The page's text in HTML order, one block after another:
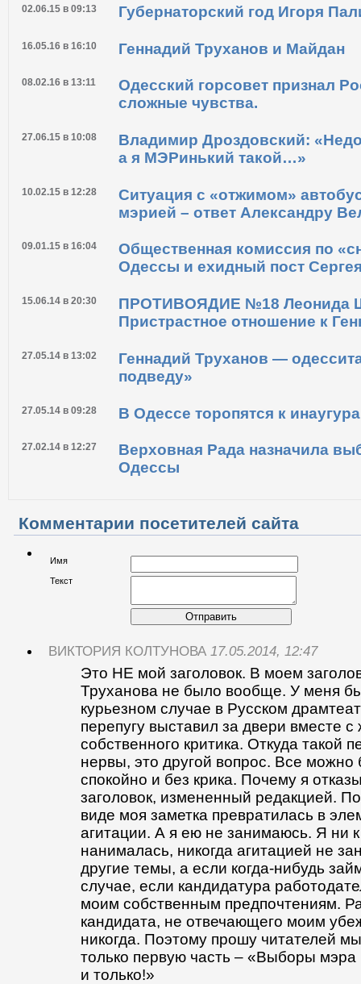
02.06.15 в 09:13 Губернаторский год Игоря
16.05.16 в 16:10 Геннадий Труханов и Майдан
08.02.16 в 13:11
Одесский горсовет признал
сложные чувства.
27.06.15 в 10:08
Владимир Дроздовский:
а я МЭРинький такой…»
10.02.15 в 12:28
Ситуация с «отжимом»
мэрией – ответ Александру
09.01.15 в 16:04
Общественная комиссия по
Одессы и ехидный пост
15.06.14 в 20:30
ПРОТИВОЯДИЕ №18 Леонида
Пристрастное отношение к
27.05.14 в 13:02
Геннадий Труханов —
подведу»
27.05.14 в 09:28 В Одессе торопятся к
27.02.14 в 12:27
Верховная Рада назначила
Одессы
Комментарии посетителей сайта
Имя
Текст
Отправить
ВИКТОРИЯ КОЛТУНОВА 17.05.2014, 12:47
Это НЕ мой заголовок. В моем
Труханова не было вообще. У меня
курьезном случае в Русском
перепугу выставил за двери вместе
собственного критика. Откуда такой
нервы, это другой вопрос. Все
спокойно и без крика. Почему я
заголовок, измененный редакцией.
виде моя заметка превратилась в
агитации. А я ею не занимаюсь. Я ни
нанималась, никогда агитацией не
другие темы, а если когда-нибудь
случае, если кандидатура
моим собственным предпочтениям.
кандидата, не отвечающего моим
никогда. Поэтому прошу читателей
только первую часть – «Выборы
и только!»